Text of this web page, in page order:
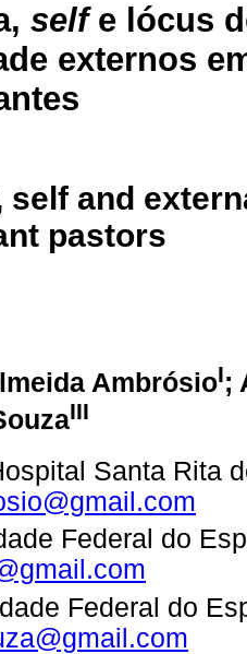
selfe lócus
externos
self and
pastors
AmbrósioI;
III
Santa Rita
Federal do
Federal do